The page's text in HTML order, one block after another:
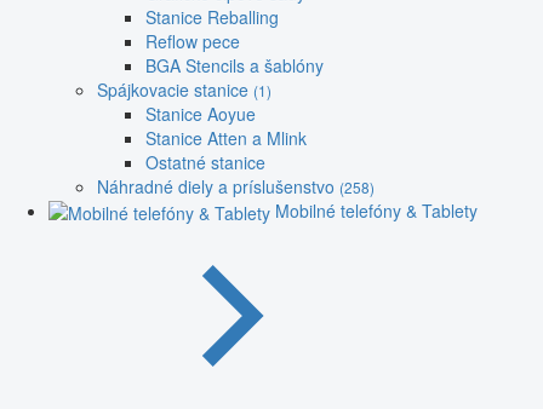
Stanice Reballing
Reflow pece
BGA Stencils a šablóny
Spájkovacie stanice (1)
Stanice Aoyue
Stanice Atten a Mlink
Ostatné stanice
Náhradné diely a príslušenstvo (258)
Mobilné telefóny & Tablety